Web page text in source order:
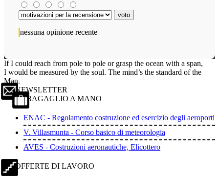
nessuna opinione recente
If I could reach from pole to pole or grasp the ocean with a span,
I would be measured by the soul. The mind’s the standard of the
Man.
NEWSLETTER
BAGAGLIO A MANO
ENAC - Regolamento costruzione ed esercizio degli aeroporti
V. Villasmunta - Corso basico di meteorologia
AVES - Costruzioni aeronautiche, Elicottero
OFFERTE DI LAVORO